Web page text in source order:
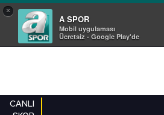
×
A SPOR
Mobil uygulaması
Ücretsiz - Google Play'de
CANLI